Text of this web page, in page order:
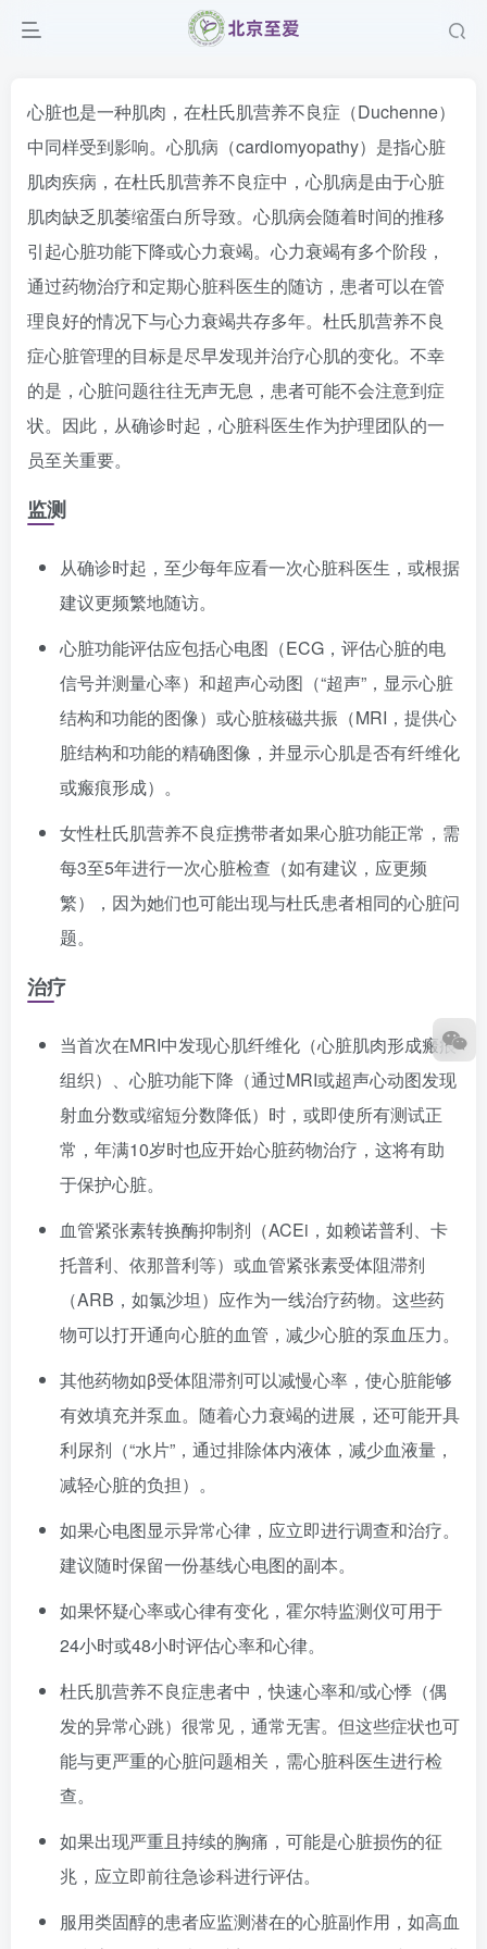
心脏也是一种肌肉，在杜氏肌营养不良症（Duchenne）
中同样受到影响。心肌病（cardiomyopathy）是指心脏
肌肉疾病，在杜氏肌营养不良症中，心肌病是由于心脏
肌肉缺乏肌萎缩蛋白所导致。心肌病会随着时间的推移
引起心脏功能下降或心力衰竭。心力衰竭有多个阶段，
通过药物治疗和定期心脏科医生的随访，患者可以在管
理良好的情况下与心力衰竭共存多年。杜氏肌营养不良
症心脏管理的目标是尽早发现并治疗心肌的变化。不幸
的是，心脏问题往往无声无息，患者可能不会注意到症
状。因此，从确诊时起，心脏科医生作为护理团队的一
员至关重要。
监测
从确诊时起，至少每年应看一次心脏科医生，或根据
建议更频繁地随访。
心脏功能评估应包括心电图（ECG，评估心脏的电
信号并测量心率）和超声心动图（“超声”，显示心脏
结构和功能的图像）或心脏核磁共振（MRI，提供心
脏结构和功能的精确图像，并显示心肌是否有纤维化
或瘢痕形成）。
女性杜氏肌营养不良症携带者如果心脏功能正常，需
每3至5年进行一次心脏检查（如有建议，应更频
繁），因为她们也可能出现与杜氏患者相同的心脏问
题。
治疗
当首次在MRI中发现心肌纤维化（心脏肌肉形成瘢痕
组织）、心脏功能下降（通过MRI或超声心动图发现
射血分数或缩短分数降低）时，或即使所有测试正
常，年满10岁时也应开始心脏药物治疗，这将有助
于保护心脏。
血管紧张素转换酶抑制剂（ACEi，如赖诺普利、卡
托普利、依那普利等）或血管紧张素受体阻滞剂
（ARB，如氯沙坦）应作为一线治疗药物。这些药
物可以打开通向心脏的血管，减少心脏的泵血压力。
其他药物如β受体阻滞剂可以减慢心率，使心脏能够
有效填充并泵血。随着心力衰竭的进展，还可能开具
利尿剂（“水片”，通过排除体内液体，减少血液量，
减轻心脏的负担）。
如果心电图显示异常心律，应立即进行调查和治疗。
建议随时保留一份基线心电图的副本。
如果怀疑心率或心律有变化，霍尔特监测仪可用于
24小时或48小时评估心率和心律。
杜氏肌营养不良症患者中，快速心率和/或心悸（偶
发的异常心跳）很常见，通常无害。但这些症状也可
能与更严重的心脏问题相关，需心脏科医生进行检
查。
如果出现严重且持续的胸痛，可能是心脏损伤的征
兆，应立即前往急诊科进行评估。
服用类固醇的患者应监测潜在的心脏副作用，如高血